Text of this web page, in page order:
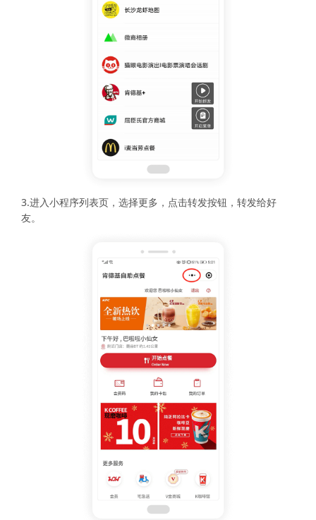
3.进入小程序列表页，选择更多，点击转发按钮，转发给好
友。